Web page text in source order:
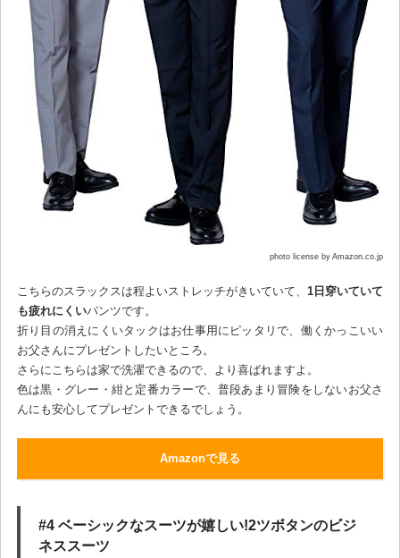
photo license by Amazon.co.jp
こちらのスラックスは程よいストレッチがきいていて、1日穿いていて
も疲れにくいパンツです。
折り目の消えにくいタックはお仕事用にピッタリで、働くかっこいい
お父さんにプレゼントしたいところ。
さらにこちらは家で洗濯できるので、より喜ばれますよ。
色は黒・グレー・紺と定番カラーで、普段あまり冒険をしないお父さ
んにも安心してプレゼントできるでしょう。
Amazonで見る
#4 ベーシックなスーツが嬉しい!2ツボタンのビジ
ネススーツ